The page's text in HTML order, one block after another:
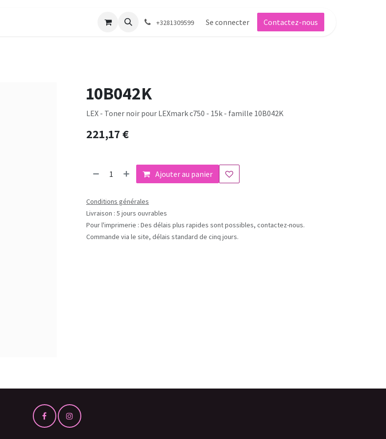
+3281309599 Se connecter Contactez-nous
10B042K
LEX - Toner noir pour LEXmark c750 - 15k - famille 10B042K
221,17€
Ajouter au panier
Conditions générales
Livraison : 5 jours ouvrables
Pour l'imprimerie : Des délais plus rapides sont possibles, contactez-nous.
Commande via le site, délais standard de cinq jours.